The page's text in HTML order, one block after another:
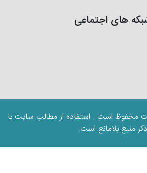
های اجتماعی
است . استفاده از مطالب سایت با
منبع بلامانع است.